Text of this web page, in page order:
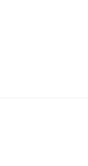
，（可扩至
；
纤通道交换机